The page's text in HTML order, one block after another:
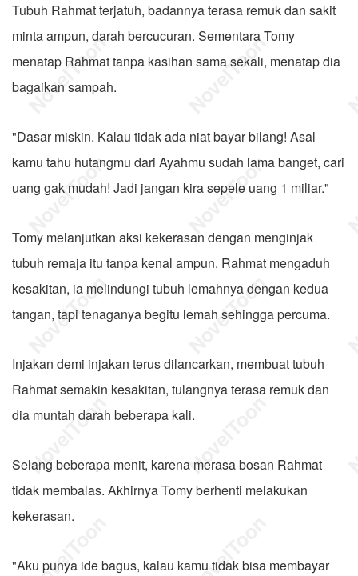
Tubuh Rahmat terjatuh, badannya terasa remuk dan sakit
minta ampun, darah bercucuran. Sementara Tomy
menatap Rahmat tanpa kasihan sama sekali, menatap dia
bagaikan sampah.
"Dasar miskin. Kalau tidak ada niat bayar bilang! Asal
kamu tahu hutangmu dari Ayahmu sudah lama banget, cari
uang gak mudah! Jadi jangan kira sepele uang 1 miliar."
Tomy melanjutkan aksi kekerasan dengan menginjak
tubuh remaja itu tanpa kenal ampun. Rahmat mengaduh
kesakitan, ia melindungi tubuh lemahnya dengan kedua
tangan, tapi tenaganya begitu lemah sehingga percuma.
Injakan demi injakan terus dilancarkan, membuat tubuh
Rahmat semakin kesakitan, tulangnya terasa remuk dan
dia muntah darah beberapa kali.
Selang beberapa menit, karena merasa bosan Rahmat
tidak membalas. Akhirnya Tomy berhenti melakukan
kekerasan.
"Aku punya ide bagus, kalau kamu tidak bisa membayar